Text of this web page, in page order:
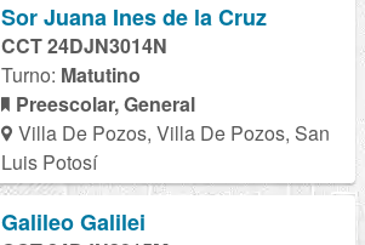
Sor Juana Ines de la Cruz
CCT 24DJN3014N
Turno: Matutino
Preescolar, General
Villa De Pozos, Villa De Pozos, San
Luis Potosí
Galileo Galilei